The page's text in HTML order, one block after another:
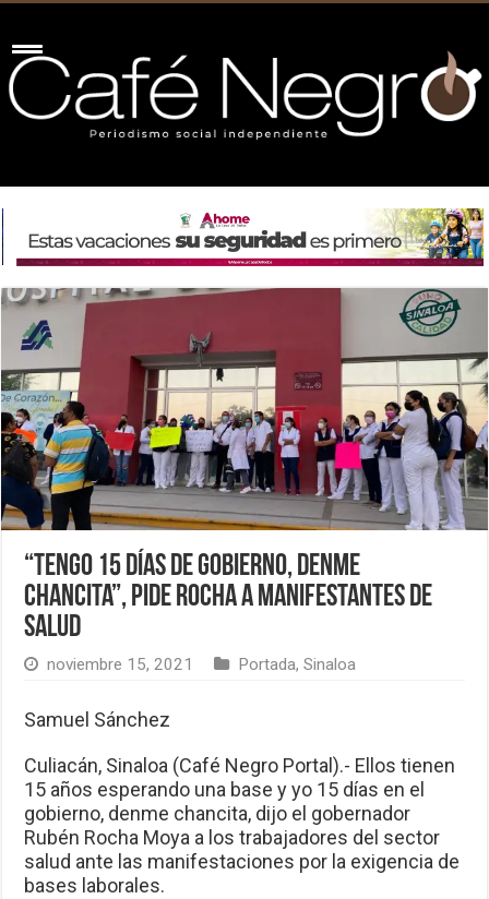
“Tengo 15 días de gobierno, denme
chancita”, pide Rocha a manifestantes de
Salud
noviembre 15, 2021 Portada,Sinaloa
Samuel Sánchez
Culiacán, Sinaloa (Café Negro Portal).- Ellos tienen
15 años esperando una base y yo 15 días en el
gobierno, denme chancita, dijo el gobernador
Rubén Rocha Moya a los trabajadores del sector
salud ante las manifestaciones por la exigencia de
bases laborales.